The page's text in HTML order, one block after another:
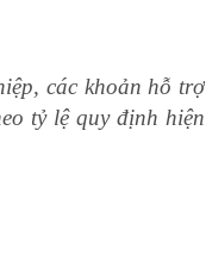
các khoản hỗ trợ
tỷ lệ quy định hiện